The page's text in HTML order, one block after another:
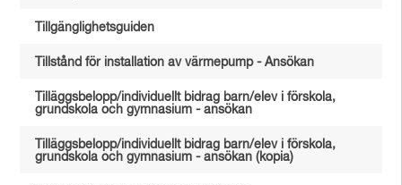
Tillgänglighetsguiden
Tillstånd för installation av värmepump - Ansökan
Tilläggsbelopp/individuellt bidrag barn/elev i förskola,
grundskola och gymnasium - ansökan
Tilläggsbelopp/individuellt bidrag barn/elev i förskola,
grundskola och gymnasium - ansökan (kopia)